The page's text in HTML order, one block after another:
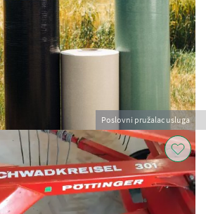
Poslovni pružalac usluga